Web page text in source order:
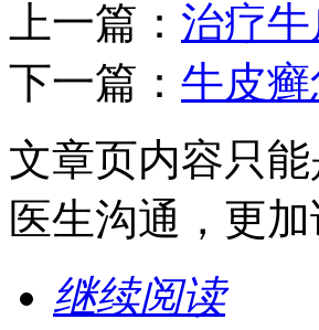
上一篇： 治疗
下一篇： 牛皮
文章页内容只
医生沟通，更
继续阅读